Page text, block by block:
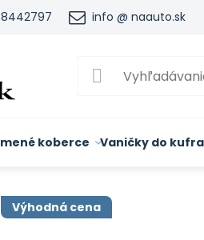
info @ naauto.sk
koberce Vaničky do kufra
Výhodná cena